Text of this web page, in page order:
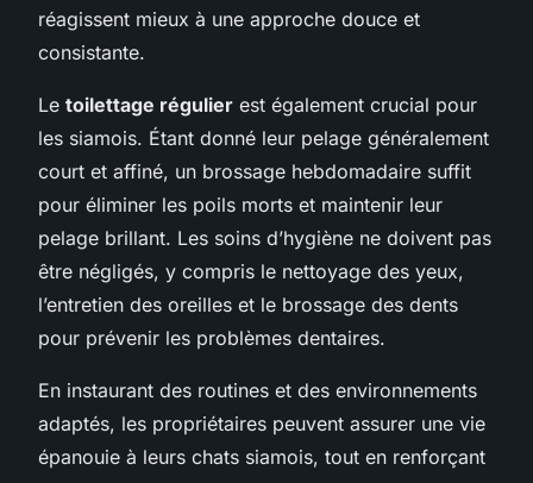
réagissent mieux à une approche douce et
consistante.
Le toilettage régulier est également crucial pour
les siamois. Étant donné leur pelage généralement
court et affiné, un brossage hebdomadaire suffit
pour éliminer les poils morts et maintenir leur
pelage brillant. Les soins d’hygiène ne doivent pas
être négligés, y compris le nettoyage des yeux,
l’entretien des oreilles et le brossage des dents
pour prévenir les problèmes dentaires.
En instaurant des routines et des environnements
adaptés, les propriétaires peuvent assurer une vie
épanouie à leurs chats siamois, tout en renforçant